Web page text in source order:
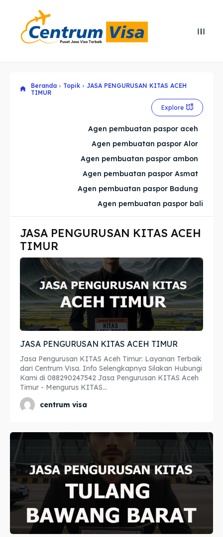
Cari
Cari
Explore our destinations
Imta
Legalisir
Apostille
Penerjemah
Asuransi
Explore our destinations
Imta
Legalisir
Apostille
Penerjemah
Asuransi
Beranda Topik
JASA PENGURUSAN KITAS ACEH
TIMUR
Explore
Agen pembuatan paspor aceh
Agen pembuatan paspor Alor
Agen pembuatan paspor ambon
Agen pembuatan paspor Asmat
Agen pembuatan paspor Badung
Agen pembuatan paspor bali
JASA PENGURUSAN KITAS ACEH
TIMUR
JASA PENGURUSAN KITAS ACEH TIMUR
Jasa Pengurusan KITAS Aceh Timur: Layanan Terbaik
dari Centrum Visa. Info Selengkapnya Silakan Hubungi
Kami di 088290247542 Jasa Pengurusan KITAS Aceh
Timur - Mengurus KITAS...
centrum visa